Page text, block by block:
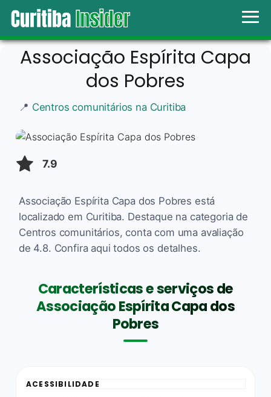
Associação Espírita Capa
dos Pobres
📍 Centros comunitários na Curitiba
7.9
Associação Espírita Capa dos Pobres está
localizado em Curitiba. Destaque na categoria de
Centros comunitários, conta com uma avaliação
de 4.8. Confira aqui todos os detalhes.
Características e serviços de
Associação Espírita Capa dos
Pobres
ACESSIBILIDADE